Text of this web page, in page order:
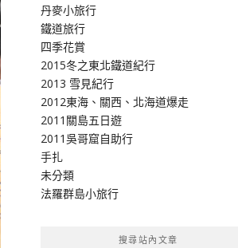
丹麥小旅行
鐵道旅行
四季花賞
2015冬之東北鐵道紀行
2013 雪見紀行
2012東海、關西、北海道爆走
2011關島五日遊
2011吳哥窟自助行
手扎
未分類
法羅群島小旅行
搜尋站內文章